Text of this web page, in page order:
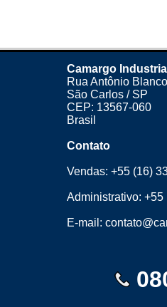
Camargo
Rua Antônio
São Carlos / SP
CEP: 13567-060
Brasil
Contato
Vendas:+55 (16)
Administrativo:+55
E-mail: